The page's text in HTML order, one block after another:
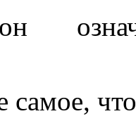
самое,